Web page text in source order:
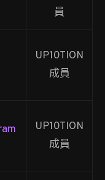
員
UP10TION
成員
UP10TION
成員